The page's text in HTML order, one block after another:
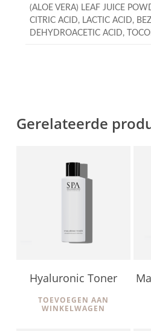
(ALOE VERA) LEAF JUICE
CITRIC ACID, LACTIC ACID,
DEHYDROACETIC ACID,
Gerelateerde
24,90
Hyaluronic Toner
TOEVOEGEN AAN
WINKELWAGEN